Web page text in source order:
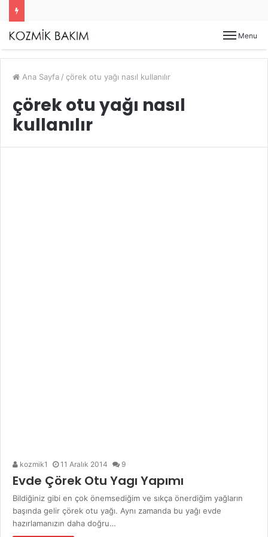
Menu
Ana Sayfa / çörek otu yağı nasıl kullanılır
çörek otu yağı nasıl
kullanılır
kozmik1 11 Aralık 2014 9
Evde Çörek Otu Yagı Yapımı
Bildiğiniz gibi en çok önemsediğim ve sıkça önerdiğim yağların
başında gelir çörek otu yağı. Aynı zamanda bu yağı evde
hazırlamanızın daha doğru…